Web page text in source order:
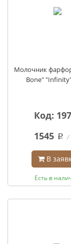
Молочник
Bone"
Код:
1545 q
В
Есть в